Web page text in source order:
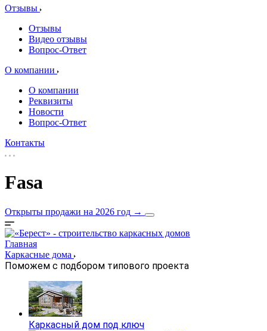
Отзывы
Отзывы
Видео отзывы
Вопрос-Ответ
О компании
О компании
Реквизиты
Новости
Вопрос-Ответ
Контакты
Fasa
Открыты продажи на 2026 год →
Главная
Каркасные дома
Поможем с подбором типового проекта
Каркасный дом под ключ